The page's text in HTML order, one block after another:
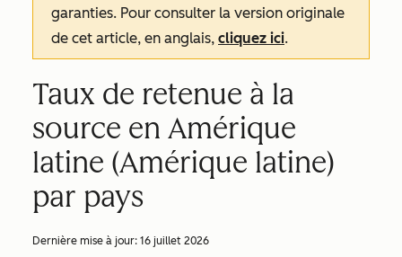
garanties. Pour consulter la version originale
de cet article, en anglais, cliquez ici.
Taux de retenue à la
source en Amérique
latine (Amérique latine)
par pays
Dernière mise à jour: 16 juillet 2026